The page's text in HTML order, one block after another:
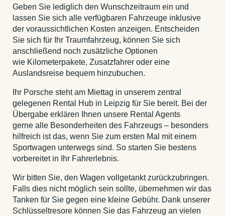
Geben Sie lediglich den Wunschzeitraum ein und
lassen Sie sich alle verfügbaren Fahrzeuge inklusive
der voraussichtlichen Kosten anzeigen. Entscheiden
Sie sich für Ihr Traumfahrzeug, können Sie sich
anschließend noch zusätzliche Optionen
wie Kilometerpakete, Zusatzfahrer oder eine
Auslandsreise bequem hinzubuchen.
Ihr Porsche steht am Miettag in unserem zentral
gelegenen Rental Hub in Leipzig für Sie bereit. Bei der
Übergabe erklären Ihnen unsere Rental Agents
gerne alle Besonderheiten des Fahrzeugs – besonders
hilfreich ist das, wenn Sie zum ersten Mal mit einem
Sportwagen unterwegs sind. So starten Sie bestens
vorbereitet in Ihr Fahrerlebnis.
Wir bitten Sie, den Wagen vollgetankt zurückzubringen.
Falls dies nicht möglich sein sollte, übernehmen wir das
Tanken für Sie gegen eine kleine Gebühr. Dank unserer
Schlüsseltresore können Sie das Fahrzeug an vielen